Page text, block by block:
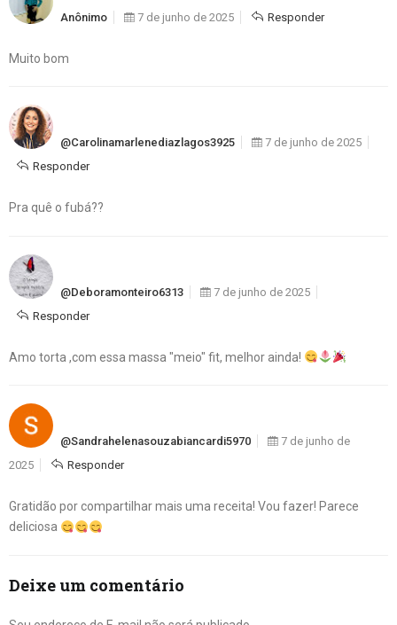
Anônimo 7 de junho de 2025 Responder
Muito bom
@carolinamarlenediazlagos3925
7 de junho de 2025
Responder
Pra quê o fubá??
@deboramonteiro6313
7 de junho de 2025
Responder
Amo torta ,com essa massa "meio" fit, melhor ainda!
@sandrahelenasouzabiancardi5970
7 de junho de
2025
Responder
Gratidão por compartilhar mais uma receita! Vou fazer! Parece
deliciosa
Deixe um comentário